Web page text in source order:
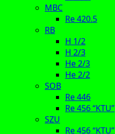
MBC
Re 420.5
RB
H 1/2
H 2/3
He 2/3
He 2/2
SOB
Re 446
Re 456 “KTU”
SZU
Re 456 “KTU”